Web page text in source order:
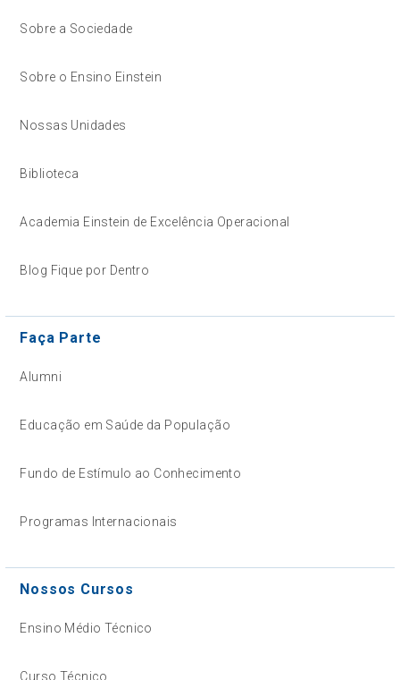
Sobre a Sociedade
Sobre o Ensino Einstein
Nossas Unidades
Biblioteca
Academia Einstein de Excelência Operacional
Blog Fique por Dentro
Faça Parte
Alumni
Educação em Saúde da População
Fundo de Estímulo ao Conhecimento
Programas Internacionais
Nossos Cursos
Ensino Médio Técnico
Curso Técnico